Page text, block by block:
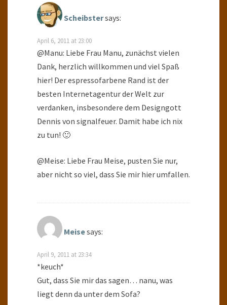
Scheibstersays:
April 6, 2011 at 23:00
@Manu: Liebe Frau Manu, zunächst vielen
Dank, herzlich willkommen und viel Spaß
hier! Der espressofarbene Rand ist der
besten Internetagentur der Welt zur
verdanken, insbesondere dem Designgott
Dennis von signalfeuer. Damit habe ich nix
zu tun! 🙂
@Meise: Liebe Frau Meise, pusten Sie nur,
aber nicht so viel, dass Sie mir hier umfallen.
Meisesays:
April 9, 2011 at 23:34
*keuch*
Gut, dass Sie mir das sagen… nanu, was
liegt denn da unter dem Sofa?